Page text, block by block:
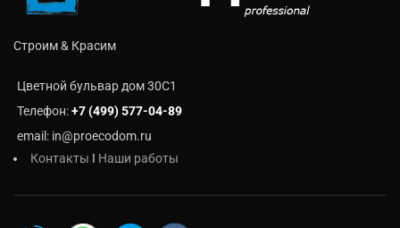
Строим & Красим
Цветной бульвар дом 30C1
Телефон:+7 (499) 577-04-89
email: in@proecodom.ru
Контакты I Наши работы